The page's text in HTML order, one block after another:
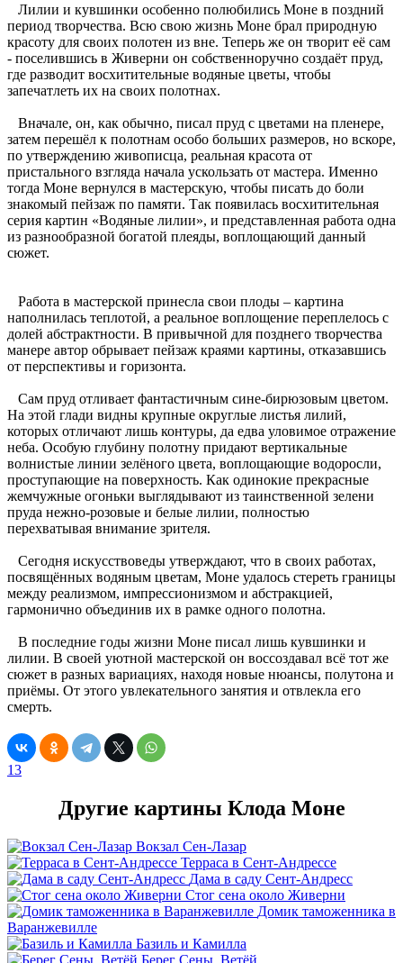
Лилии и кувшинки особенно полюбились Моне в поздний
период творчества. Всю свою жизнь Моне брал природную
красоту для своих полотен из вне. Теперь же он творит её сам
- поселившись в Живерни он собственноручно создаёт пруд,
где разводит восхитительные водяные цветы, чтобы
запечатлеть их на своих полотнах.
Вначале, он, как обычно, писал пруд с цветами на пленере,
затем перешёл к полотнам особо больших размеров, но вскоре,
по утверждению живописца, реальная красота от
пристального взгляда начала ускользать от мастера. Именно
тогда Моне вернулся в мастерскую, чтобы писать до боли
знакомый пейзаж по памяти. Так появилась восхитительная
серия картин «Водяные лилии», и представленная работа одна
из разнообразной богатой плеяды, воплощающий данный
сюжет.
Работа в мастерской принесла свои плоды – картина
наполнилась теплотой, а реальное воплощение переплелось с
долей абстрактности. В привычной для позднего творчества
манере автор обрывает пейзаж краями картины, отказавшись
от перспективы и горизонта.
Сам пруд отливает фантастичным сине-бирюзовым цветом.
На этой глади видны крупные округлые листья лилий,
которых отличают лишь контуры, да едва уловимое отражение
неба. Особую глубину полотну придают вертикальные
волнистые линии зелёного цвета, воплощающие водоросли,
проступающие на поверхность. Как одинокие прекрасные
жемчужные огоньки выглядывают из таинственной зелени
пруда нежно-розовые и белые лилии, полностью
перехватывая внимание зрителя.
Сегодня искусствоведы утверждают, что в своих работах,
посвящённых водяным цветам, Моне удалось стереть границы
между реализмом, импрессионизмом и абстракцией,
гармонично объединив их в рамке одного полотна.
В последние годы жизни Моне писал лишь кувшинки и
лилии. В своей уютной мастерской он воссоздавал всё тот же
сюжет в разных вариациях, находя новые нюансы, полутона и
приёмы. От этого увлекательного занятия и отвлекла его
смерть.
13
Другие картины Клода Моне
Вокзал Сен-Лазар
Терраса в Сент-Андрессе
Дама в саду Сент-Андресс
Стог сена около Живерни
Домик таможенника в
Варанжевилле
Базиль и Камилла
Берег Сены. Ветёй